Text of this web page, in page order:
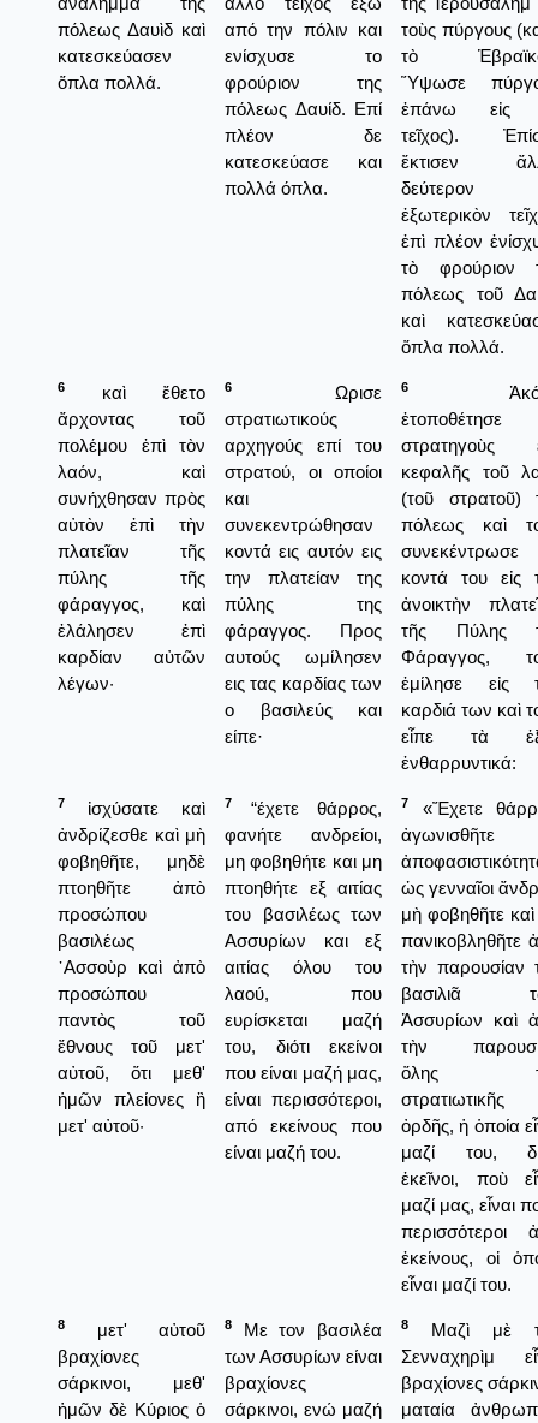
πόλεως Δαυὶδ καὶ
κατεσκεύασεν
ὅπλα πολλά.
από την πόλιν και
ενίσχυσε το
φρούριον της
πόλεως Δαυίδ. Επί
πλέον δε
κατεσκεύασε και
πολλά όπλα.
τοὺς πύργους
τὸ
Ὕψωσε
ἐπάνω εἰς
τεῖχος).
ἔκτισεν
δεύτερον
ἐξωτερικὸν
ἐπὶ πλέον
τὸ φρούριον
πόλεως τοῦ
καὶ
ὅπλα πολλά.
6
καὶ ἔθετο
ἄρχοντας τοῦ
πολέμου ἐπὶ τὸν
λαόν, καὶ
συνήχθησαν πρὸς
αὐτὸν ἐπὶ τὴν
πλατεῖαν τῆς
πύλης τῆς
φάραγγος, καὶ
ἐλάλησεν ἐπὶ
καρδίαν αὐτῶν
λέγων·
6
Ωρισε
στρατιωτικούς
αρχηγούς επί του
στρατού, οι οποίοι
και
συνεκεντρώθησαν
κοντά εις αυτόν εις
την πλατείαν της
πύλης της
φάραγγος. Προς
αυτούς ωμίλησεν
εις τας καρδίας των
ο βασιλεύς και
είπε·
6
ἐτοποθέτησε
στρατηγοὺς
κεφαλῆς τοῦ
(τοῦ στρατοῦ)
πόλεως καὶ
συνεκέντρωσε
κοντά του εἰς
ἀνοικτὴν
τῆς Πύλης
Φάραγγος,
ἐμίλησε εἰς
καρδιά των καὶ
εἶπε τὰ
ἐνθαρρυντικά:
7
ἰσχύσατε καὶ
ἀνδρίζεσθε καὶ μὴ
φοβηθῆτε, μηδὲ
πτοηθῆτε ἀπὸ
προσώπου
βασιλέως
᾿Ασσοὺρ καὶ ἀπὸ
προσώπου
παντὸς τοῦ
ἔθνους τοῦ μετ'
αὐτοῦ, ὅτι μεθ'
ἡμῶν πλείονες ἢ
μετ' αὐτοῦ·
7
“έχετε θάρρος,
φανήτε ανδρείοι,
μη φοβηθήτε και μη
πτοηθήτε εξ αιτίας
του βασιλέως των
Ασσυρίων και εξ
αιτίας όλου του
λαού, που
ευρίσκεται μαζή
του, διότι εκείνοι
που είναι μαζή μας,
είναι περισσότεροι,
από εκείνους που
είναι μαζή του.
7
«Ἔχετε
ἀγωνισθῆτε
ὡς γενναῖοι
μὴ φοβηθῆτε
πανικοβληθῆτε
τὴν παρουσίαν
βασιλιᾶ
Ἀσσυρίων καὶ
τὴν
ὅλης
στρατιωτικῆς
ὀρδῆς, ἡ ὁποία
μαζί του,
ἐκεῖνοι, ποὺ
μαζί μας, εἶναι
περισσότεροι
ἐκείνους, οἱ
εἶναι μαζί του.
8
μετ' αὐτοῦ
βραχίονες
σάρκινοι, μεθ'
ἡμῶν δὲ Κύριος ὁ
8
Με τον βασιλέα
των Ασσυρίων είναι
βραχίονες
σάρκινοι, ενώ μαζή
8
Μαζὶ μὲ
Σενναχηρὶμ
βραχίονες
ματαία